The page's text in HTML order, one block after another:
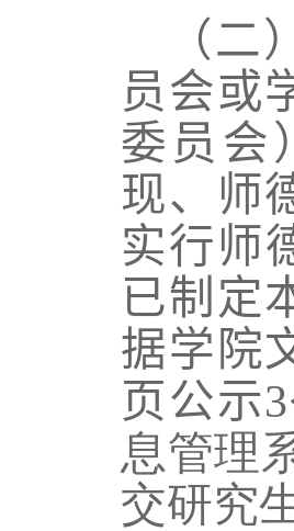
（
员会或
委员会
现、师
实行师
已制定
据学院
页公示3
息管理
交研究